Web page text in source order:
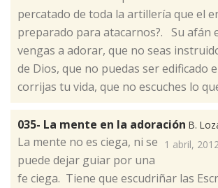
percatado de toda la artillería que el
preparado para atacarnos?. Su afán
vengas a adorar, que no seas
de Dios, que no puedas ser edificado
corrijas tu vida, que no escuches lo
035- La mente en la adoración B.
1 abril,
​La mente no es ciega, ni se
puede dejar guiar por una
fe ciega. Tiene que escudriñar las